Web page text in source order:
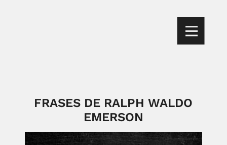
FRASES DE RALPH WALDO
EMERSON